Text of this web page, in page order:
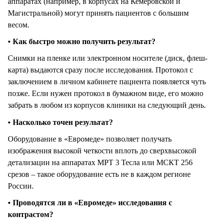
Магистральной) могут принять пациентов с большим
весом.
• Как быстро можно получить результат?
Снимки на пленке или электронном носителе (диск, флеш-
карта) выдаются сразу после исследования. Протокол с
заключением в личном кабинете пациента появляется чуть
позже. Если нужен протокол в бумажном виде, его можно
забрать в любом из корпусов клиники на следующий день.
• Насколько точен результат?
Оборудование в «Евромеде» позволяет получать
изображения высокой четкости вплоть до сверхвысокой
детализации на аппаратах МРТ 3 Тесла или МСКТ 256
срезов – такое оборудование есть не в каждом регионе
России.
• Проводятся ли в «Евромеде» исследования с
контрастом?